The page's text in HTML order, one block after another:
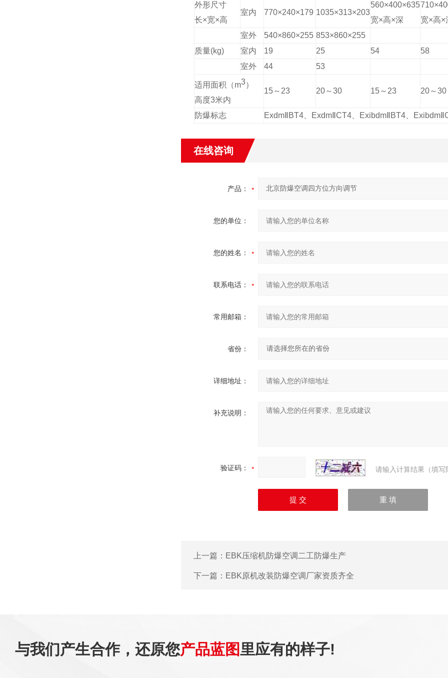
外形尺寸
长×宽×高
室内 770×240×179 1035×313×203
560×400×635
宽×高×深
宽×高×
室外
540×860×255 853×860×255
质量(kg)
室内 19 25 54
58
室外
44 53
适用面积（m3）
高度3米内
15～23 20～30 15～23 20～30
防爆标志 ExdmⅡBT4、ExdmⅡCT4、ExibdmⅡBT4、
在线咨询
产品：
您的单位：
您的姓名：
联系电话：
常用邮箱：
省份：
详细地址：
补充说明：
验证码： 请输入计算结果（填
上一篇： EBK压缩机防爆空调二工防爆生产
下一篇： EBK原机改装防爆空调厂家资质齐全
与我们产生合作，还原您产品蓝图里应有的样子!